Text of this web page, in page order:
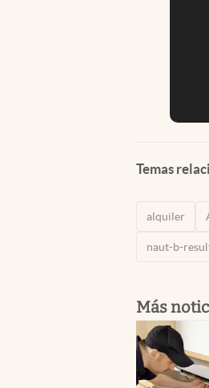
Temas
alquiler
naut-b-
Más